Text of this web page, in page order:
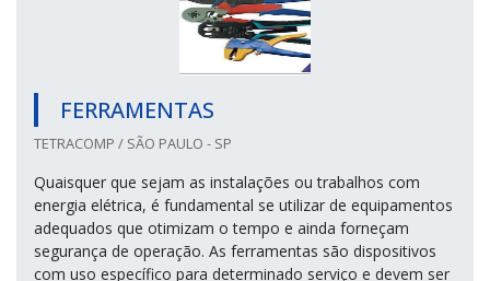
FERRAMENTAS
TETRACOMP / SÃO PAULO - SP
Quaisquer que sejam as instalações ou trabalhos com
energia elétrica, é fundamental se utilizar de equipamentos
adequados que otimizam o tempo e ainda forneçam
segurança de operação. As ferramentas são dispositivos
com uso específico para determinado serviço e devem ser